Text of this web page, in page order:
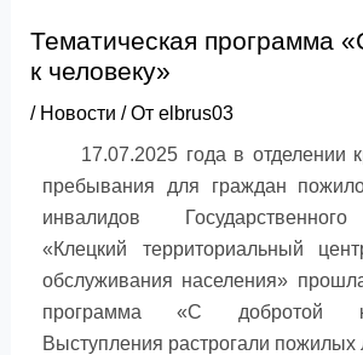
Тематическая программа
к человеку»
/ Новости / От elbrus03
17.07.2025 года в отделении
пребывания для граждан
инвалидов
«Клецкий территориальный
обслуживания населения»
программа «С добротой к
Выступления растрогали